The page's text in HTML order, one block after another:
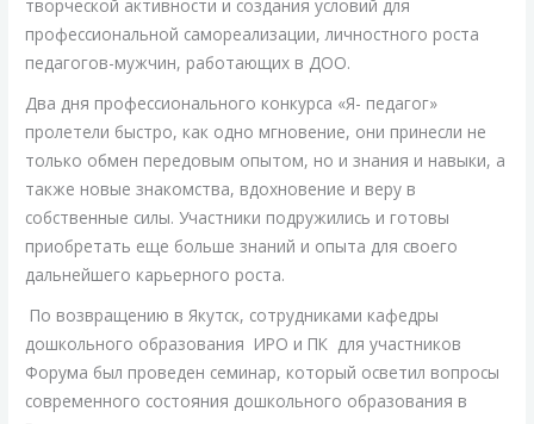
творческой активности и создания условий для
профессиональной самореализации, личностного роста
педагогов-мужчин, работающих в ДОО.
Два дня профессионального конкурса «Я- педагог»
пролетели быстро, как одно мгновение, они принесли не
только обмен передовым опытом, но и знания и навыки, а
также новые знакомства, вдохновение и веру в
собственные силы. Участники подружились и готовы
приобретать еще больше знаний и опыта для своего
дальнейшего карьерного роста.
По возвращению в Якутск, сотрудниками кафедры
дошкольного образования ИРО и ПК для участников
Форума был проведен семинар, который осветил вопросы
современного состояния дошкольного образования в